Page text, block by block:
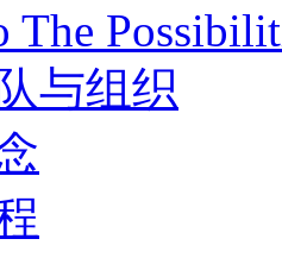
The
与组织